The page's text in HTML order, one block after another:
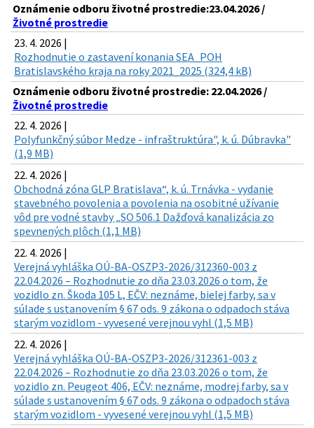
Oznámenie odboru životné prostredie:23.04.2026 /
Životné prostredie
23. 4. 2026 |
Rozhodnutie o zastavení konania SEA_POH
Bratislavského kraja na roky 2021_2025 (324,4 kB)
Oznámenie odboru životné prostredie: 22.04.2026 /
Životné prostredie
22. 4. 2026 |
Polyfunkčný súbor Medze - infraštruktúra", k. ú. Dúbravka"
(1,9 MB)
22. 4. 2026 |
Obchodná zóna GLP Bratislava“, k. ú. Trnávka - vydanie
stavebného povolenia a povolenia na osobitné užívanie
vôd pre vodné stavby „SO 506.1 Dažďová kanalizácia zo
spevnených plôch (1,1 MB)
22. 4. 2026 |
Verejná vyhláška OÚ-BA-OSZP3-2026/312360-003 z
22.04.2026 – Rozhodnutie zo dňa 23.03.2026 o tom, že
vozidlo zn. Škoda 105 L, EČV: neznáme, bielej farby, sa v
súlade s ustanovením § 67 ods. 9 zákona o odpadoch stáva
starým vozidlom - vyvesené verejnou vyhl (1,5 MB)
22. 4. 2026 |
Verejná vyhláška OÚ-BA-OSZP3-2026/312361-003 z
22.04.2026 – Rozhodnutie zo dňa 23.03.2026 o tom, že
vozidlo zn. Peugeot 406, EČV: neznáme, modrej farby, sa v
súlade s ustanovením § 67 ods. 9 zákona o odpadoch stáva
starým vozidlom - vyvesené verejnou vyhl (1,5 MB)